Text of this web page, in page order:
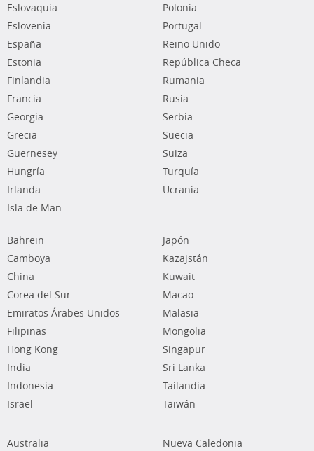
Eslovaquia
Eslovenia
España
Estonia
Finlandia
Francia
Georgia
Grecia
Guernesey
Hungría
Irlanda
Isla de Man
Polonia
Portugal
Reino Unido
República Checa
Rumania
Rusia
Serbia
Suecia
Suiza
Turquía
Ucrania
Bahrein
Camboya
China
Corea del Sur
Emiratos Árabes Unidos
Filipinas
Hong Kong
India
Indonesia
Israel
Japón
Kazajstán
Kuwait
Macao
Malasia
Mongolia
Singapur
Sri Lanka
Tailandia
Taiwán
Australia
Nueva Caledonia